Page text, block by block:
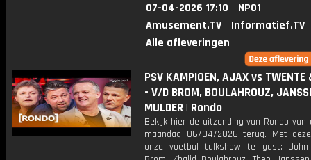
07-04-2026 17:10
NPO1
Amusement.TV
Informatief.TV
Alle afleveringen
PSV KAMPIOEN, AJAX vs TWENTE
- V/D BROM, BOULAHROUZ,
MULDER | Rondo
Bekijk hier de uitzending van Rondo van
maandag 06/04/2026 terug. Met
onze voetbal talkshow te gast: